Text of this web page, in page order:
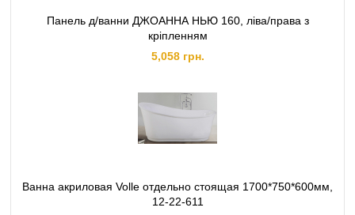
Панель д/ванни ДЖОАННА НЬЮ 160, ліва/права з
кріпленням
5,058 грн.
Ванна акриловая Volle отдельно стоящая 1700*750*600мм,
12-22-611